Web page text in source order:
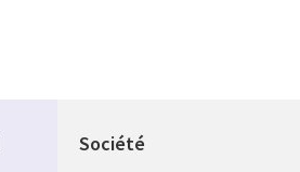
Société